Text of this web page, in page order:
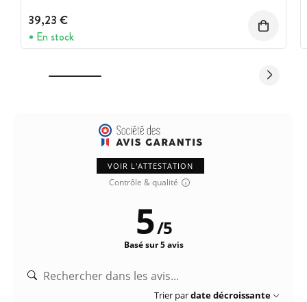
39,23 €
En stock
VOIR L'ATTESTATION
Contrôle & qualité
5/5
Basé sur 5 avis
Trier pardate décroissante